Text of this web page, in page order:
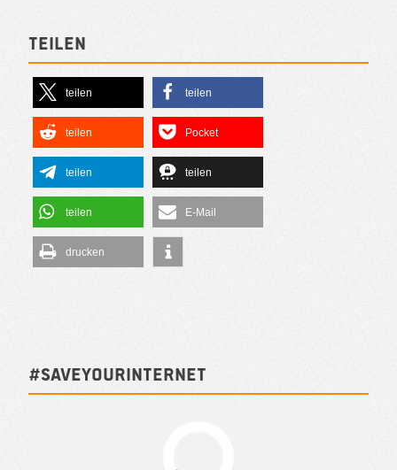
Teilen
teilen teilen
teilen Pocket
teilen teilen
teilen E-Mail
drucken
#SAVEYOURINTERNET